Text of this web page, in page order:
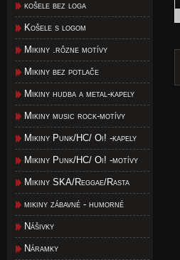
košele bez loga
Košele s logom
Mikiny .rôzne motívy
Mikiny bez potlače
Mikiny hudba a metal-kapely
Mikiny music rock-motívy
Mikiny Punk/HC/ Oi! -kapely
Mikiny Punk/HC/ Oi! -motívy
Mikiny SKA/Reggae/Rasta
mikiny zábavné - humorné
Nášivky
Náramky